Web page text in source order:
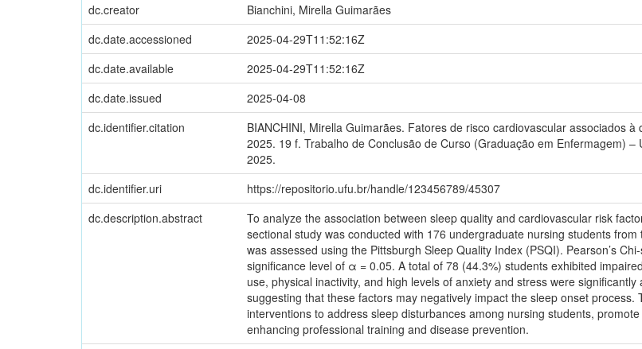
dc.creator
Bianchini, Mirella Guimarães
dc.date.accessioned
2025-04-29T11:52:16Z
dc.date.available
2025-04-29T11:52:16Z
dc.date.issued
2025-04-08
dc.identifier.citation
BIANCHINI, Mirella Guimarães. Fatores de risco cardiovascular associados
2025. 19 f. Trabalho de Conclusão de Curso (Graduação em Enfermagem)
2025.
dc.identifier.uri https://repositorio.ufu.br/handle/123456789/45307
dc.description.abstract
To analyze the association between sleep quality and cardiovascular risk
sectional study was conducted with 176 undergraduate nursing students
was assessed using the Pittsburgh Sleep Quality Index (PSQI). Pearson’s
significance level of α = 0.05. A total of 78 (44.3%) students exhibited
use, physical inactivity, and high levels of anxiety and stress were
suggesting that these factors may negatively impact the sleep onset
interventions to address sleep disturbances among nursing students,
enhancing professional training and disease prevention.